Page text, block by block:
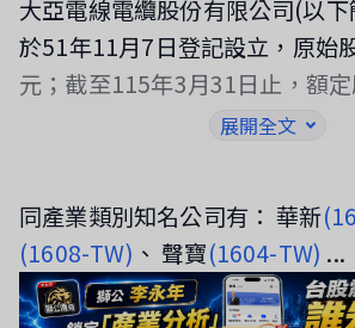
大亞電線電纜股份有限公司(以
於51年11月7日登記設立，原始
元；截至115年3月31日止，額
00仟元，實收股本為7,852,619
主要業務。大亞公司股票自77年
灣證券交易所上市買賣。
展開全文
同產業類別知名公司有： 華新
(1608-TW) 、 聲寶(1604-TW) ...